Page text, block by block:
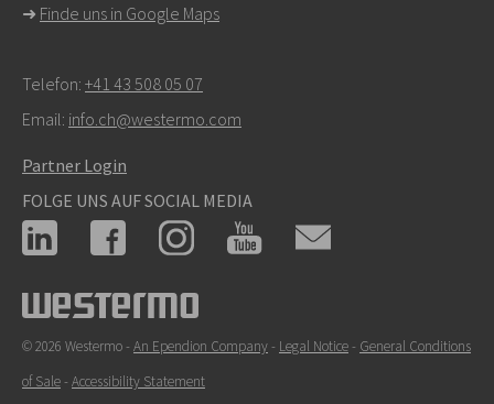
➜ Finde uns in Google Maps
Telefon: +41 43 508 05 07
Email: info.ch@westermo.com
Partner Login
FOLGE UNS AUF SOCIAL MEDIA
© 2026 Westermo - An Ependion Company- Legal Notice- General Conditions
of Sale- Accessibility Statement